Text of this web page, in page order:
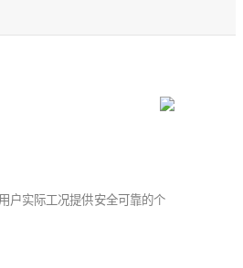
户实际工况提供安全可靠的个